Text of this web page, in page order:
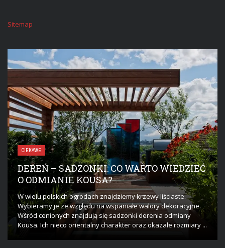
Sitemap
CIEKAWE
DEREŃ – SADZONKI: CO WARTO WIEDZIEĆ
O ODMIANIE KOUSA?
W wielu polskich ogrodach znajdziemy krzewy liściaste.
Wybieramy je ze względu na wspaniałe walory dekoracyjne.
Wśród cenionych znajdują się sadzonki derenia odmiany
Kousa. Ich nieco orientalny charakter oraz okazałe rozmiary ...